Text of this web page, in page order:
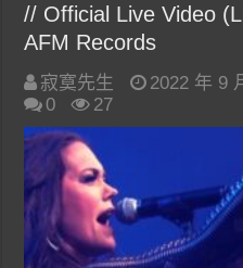
// Official Live Video
AFM Records
寂寞先生 2022 年 9
0
27